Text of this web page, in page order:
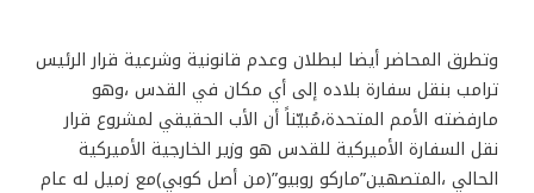
وتطرق المحاضر أيضا لبطلان وعدم قانونية وشرعية قرار الرئيس
ترامب بنقل سفارة بلاده إلى أي مكان في القدس ،وهو
مارفضته الأمم المتحدة،مُبيّناً أن الأب الحقيقي لمشروع قرار
نقل السفارة الأميركية للقدس هو وزير الخارجية الأميركية
الحالي ،المتصهين”ماركو روبيو”(من أصل كوبي)مع زميل له عام